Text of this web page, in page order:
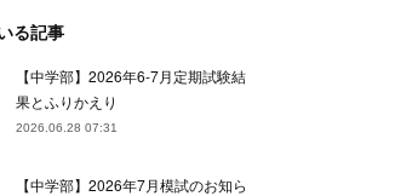
る記事
【中学部】2026年6-7月定期試験結
果とふりかえり
2026.06.28 07:31
【中学部】2026年7月模試のお知ら